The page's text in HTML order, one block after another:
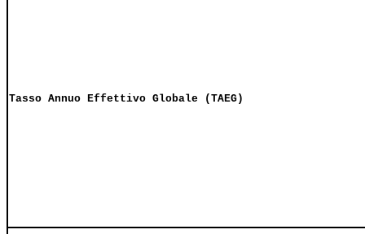
Tasso Annuo Effettivo Globale (TAEG)